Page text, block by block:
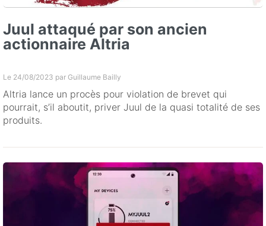
Juul attaqué par son ancien
actionnaire Altria
Le 24/08/2023 par Guillaume Bailly
Altria lance un procès pour violation de brevet qui
pourrait, s’il aboutit, priver Juul de la quasi totalité de ses
produits.